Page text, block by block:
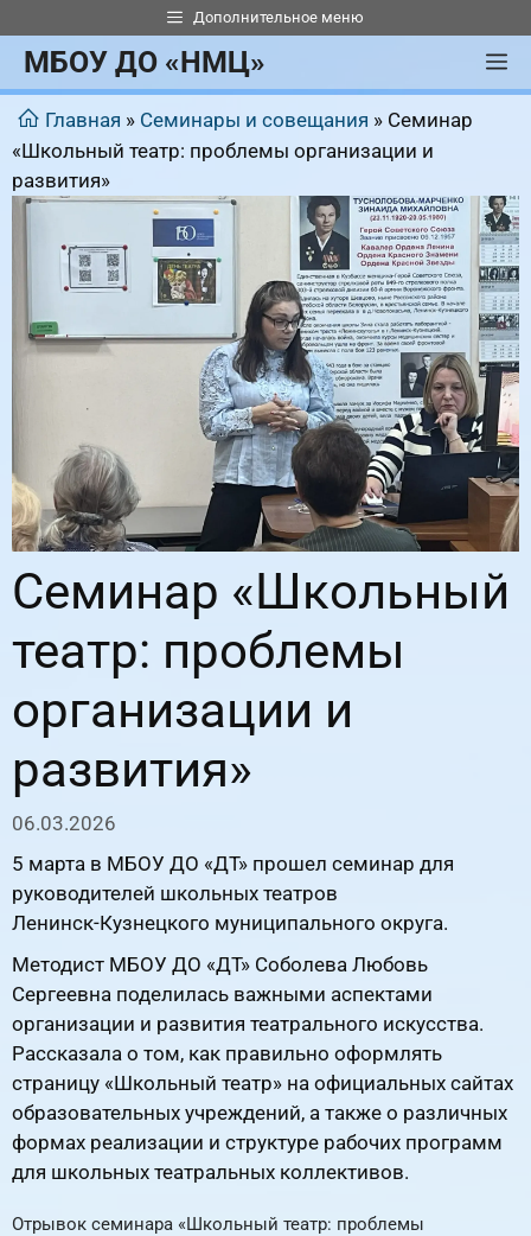
к
содержимому
Дополнительное меню
МБОУ ДО «НМЦ»
Главная » Семинары и совещания » Семинар
«Школьный театр: проблемы организации и
развития»
Семинар «Школьный
театр: проблемы
организации и
развития»
06.03.2026
5 марта в МБОУ ДО «ДТ» прошел семинар для
руководителей школьных театров
Ленинск‑Кузнецкого муниципального округа.
Методист МБОУ ДО «ДТ» Соболева Любовь
Сергеевна поделилась важными аспектами
организации и развития театрального искусства.
Рассказала о том, как правильно оформлять
страницу «Школьный театр» на официальных сайтах
образовательных учреждений, а также о различных
формах реализации и структуре рабочих программ
для школьных театральных коллективов.
Отрывок семинара «Школьный театр: проблемы